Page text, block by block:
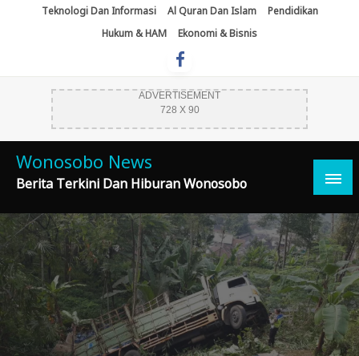
Teknologi Dan Informasi Al Quran Dan Islam
Pendidikan
Hukum & HAM
Ekonomi & Bisnis
ADVERTISEMENT
728 X 90
Wonosobo News
Berita Terkini Dan Hiburan Wonosobo